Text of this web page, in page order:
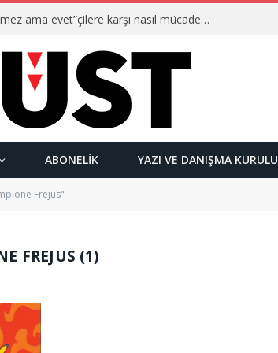
Ulusalcılar kimlerdir ve “Yetmez ama evet”çilere karşı nasıl mücadele ederler?
ABONELIK YAZI VE DANIŞMA KURULU
Frejus"
FREJUS (1)